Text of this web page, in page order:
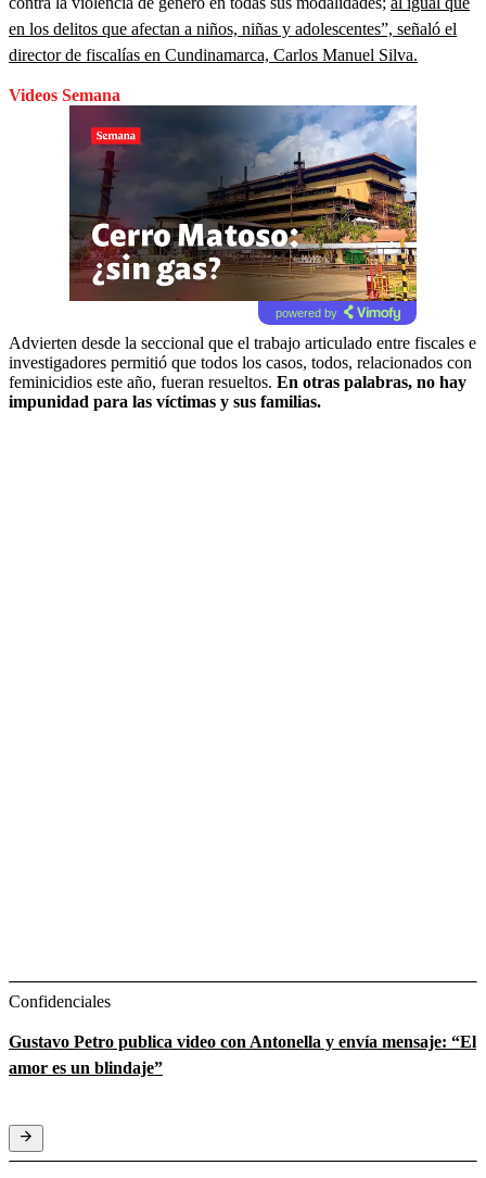
en los delitos que afectan a niños, niñas y adolescentes”, señaló el
director de fiscalías en Cundinamarca, Carlos Manuel Silva.
Videos Semana
powered by
Advierten desde la seccional que el trabajo articulado entre fiscales e
investigadores permitió que todos los casos, todos, relacionados con
feminicidios este año, fueran resueltos. En otras palabras, no hay
impunidad para las víctimas y sus familias.
Confidenciales
Gustavo Petro publica video con Antonella y envía mensaje: “El
amor es un blindaje”